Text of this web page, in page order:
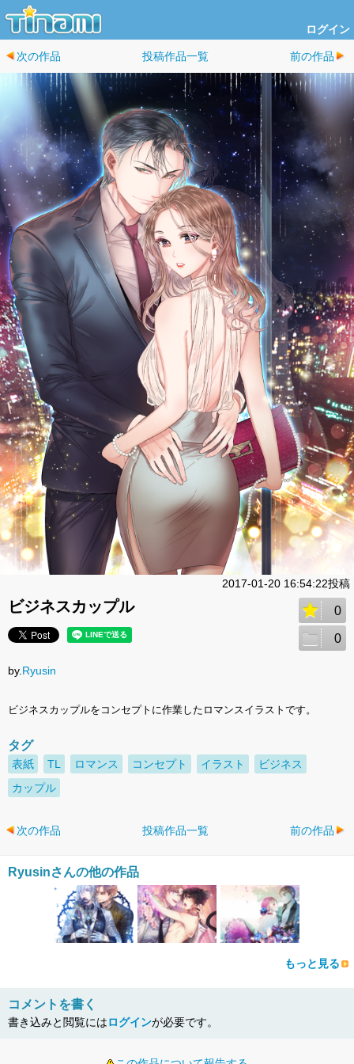
ログイン
次の作品 投稿作品一覧 前の作品
2017-01-20 16:54:22投稿
ビジネスカップル 0
0
by. Ryusin
ビジネスカップルをコンセプトに作業したロマンスイラストです。
タグ
表紙 TL ロマンス コンセプト イラスト
ビジネス
カップル
次の作品 投稿作品一覧 前の作品
Ryusinさんの他の作品
もっと見る
コメントを書く
書き込みと閲覧にはログインが必要です。